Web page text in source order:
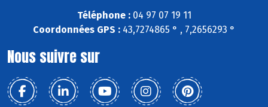
Téléphone :04 97 07 19 11
Coordonnées GPS : 43,7274865 ° , 7,2656293 °
Nous suivre sur